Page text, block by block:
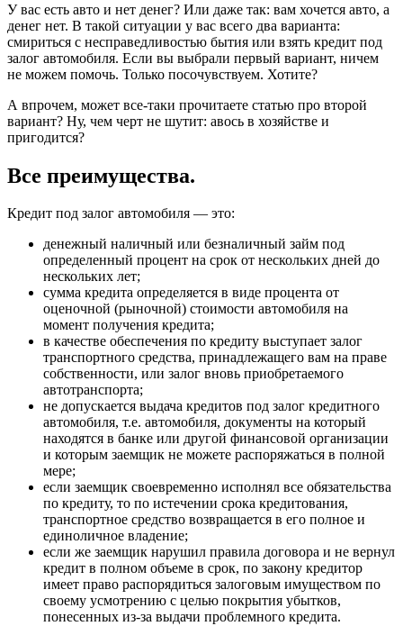
У вас есть авто и нет денег? Или даже так: вам хочется авто, а
денег нет. В такой ситуации у вас всего два варианта:
смириться с несправедливостью бытия или взять кредит под
залог автомобиля. Если вы выбрали первый вариант, ничем
не можем помочь. Только посочувствуем. Хотите?
А впрочем, может все-таки прочитаете статью про второй
вариант? Ну, чем черт не шутит: авось в хозяйстве и
пригодится?
Все преимущества.
Кредит под залог автомобиля — это:
денежный наличный или безналичный займ под
определенный процент на срок от нескольких дней до
нескольких лет;
сумма кредита определяется в виде процента от
оценочной (рыночной) стоимости автомобиля на
момент получения кредита;
в качестве обеспечения по кредиту выступает залог
транспортного средства, принадлежащего вам на праве
собственности, или залог вновь приобретаемого
автотранспорта;
не допускается выдача кредитов под залог кредитного
автомобиля, т.е. автомобиля, документы на который
находятся в банке или другой финансовой организации
и которым заемщик не можете распоряжаться в полной
мере;
если заемщик своевременно исполнял все обязательства
по кредиту, то по истечении срока кредитования,
транспортное средство возвращается в его полное и
единоличное владение;
если же заемщик нарушил правила договора и не вернул
кредит в полном объеме в срок, по закону кредитор
имеет право распорядиться залоговым имуществом по
своему усмотрению с целью покрытия убытков,
понесенных из-за выдачи проблемного кредита.